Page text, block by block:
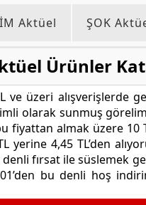
Aktüel ŞOK
Ürünler
üzeri alışverişlerde
olarak sunmuş
fiyattan almak üzere 10
4,45 TL’den
fırsat ile süslemek
bu denli hoş